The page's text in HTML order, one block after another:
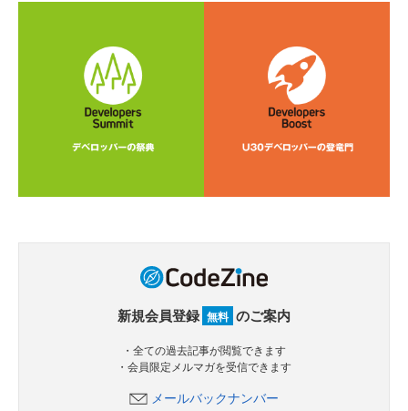
新規会員登録 無料 のご案内
・全ての過去記事が閲覧できます
・会員限定メルマガを受信できます
メールバックナンバー